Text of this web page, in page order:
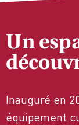
Un
Inauguré en
équipement